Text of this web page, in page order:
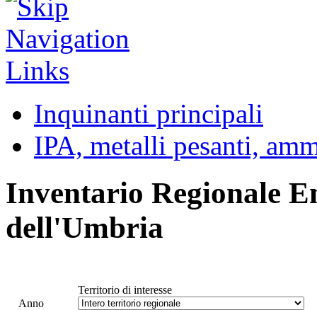
Inquinanti principali
IPA, metalli pesanti,
Inventario Regionale
dell'Umbria
Anno
Territorio di interesse